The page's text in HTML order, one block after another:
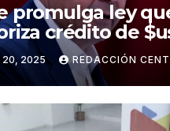
promulga ley
crédito de
del BID para
20, 2025 REDACCIÓN